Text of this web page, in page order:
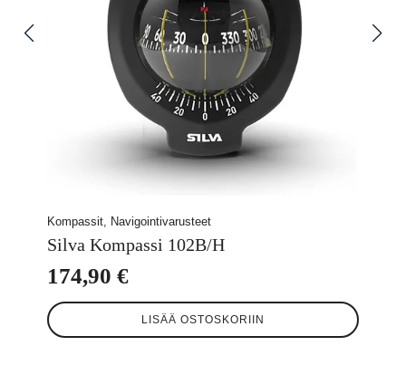
Kompassit, Navigointivarusteet
Silva Kompassi 102B/H
174,90 €
LISÄÄ OSTOSKORIIN